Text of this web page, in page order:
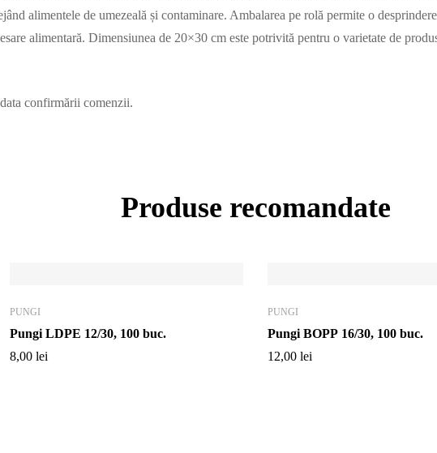
alimentele de umezeală și contaminare. Ambalarea pe rolă permite o
alimentară. Dimensiunea de 20×30 cm este potrivită pentru o varietate de
confirmării comenzii.
Produse recomandate
PUNGI
Pungi LDPE 12/30, 100 buc.
8,00 lei
PUNGI
Pungi BOPP 16/30, 100 buc.
12,00 lei